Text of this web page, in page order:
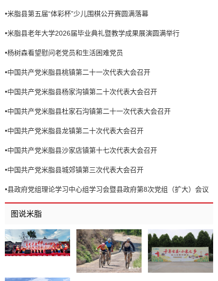
•米脂县第五届“体彩杯”少儿围棋公开赛圆满落幕
•米脂县老年大学2026届毕业典礼暨教学成果展演圆满举行
•杨树森看望慰问老党员和生活困难党员
•中国共产党米脂县桃镇第二十一次代表大会召开
•中国共产党米脂县杨家沟镇第二十次代表大会召开
•中国共产党米脂县杜家石沟镇第二十一次代表大会召开
•中国共产党米脂县龙镇第二十次代表大会召开
•中国共产党米脂县沙家店镇第十七次代表大会召开
•中国共产党米脂县城郊镇第三次代表大会召开
•县政府党组理论学习中心组学习会暨县政府第8次党组（扩大）会议
召开
图说米脂